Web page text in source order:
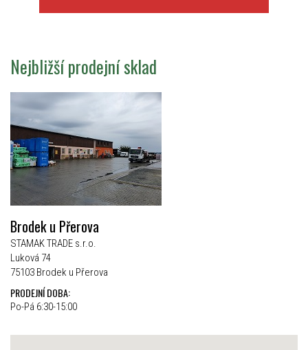
Nejbližší prodejní sklad
Brodek u Přerova
STAMAK TRADE s.r.o.
Luková 74
75103 Brodek u Přerova
PRODEJNÍ DOBA:
Po-Pá 6:30-15:00